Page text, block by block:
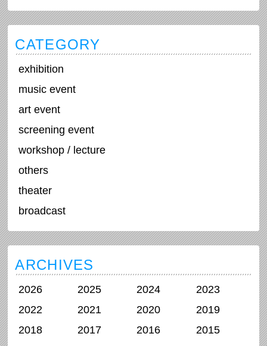
CATEGORY
exhibition
music event
art event
screening event
workshop / lecture
others
theater
broadcast
ARCHIVES
2026 2025 2024
2023
2022
2021 2020
2019
2018
2017 2016
2015